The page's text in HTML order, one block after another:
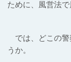
ために、風営法
では、どこの警
うか。